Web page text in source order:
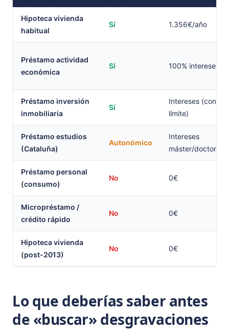
Hipoteca vivienda
habitual
Sí 1.356€/año
Préstamo actividad
económica
Sí 100% intereses
Préstamo inversión
inmobiliaria
Sí
Intereses (con
límite)
Préstamo estudios
(Cataluña)
Autonómico
Intereses
máster/doctorado
Préstamo personal
(consumo)
No 0€
Micropréstamo /
crédito rápido
No 0€
Hipoteca vivienda
(post-2013)
No 0€
Lo que deberías saber antes
de «buscar» desgravaciones